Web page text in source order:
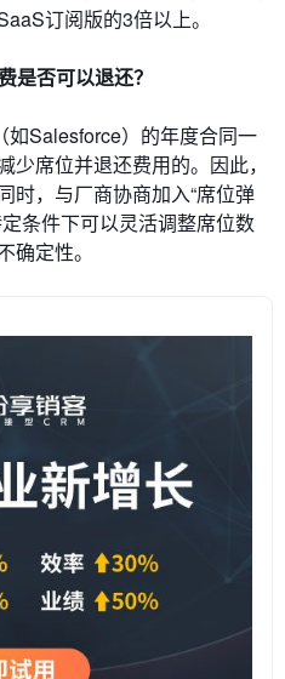
订阅版的3倍以上。
是否可以退还？
如Salesforce）的年度合同一
少席位并退还费用的。因此，
时，与厂商协商加入“席位弹
条件下可以灵活调整席位数
确定性。